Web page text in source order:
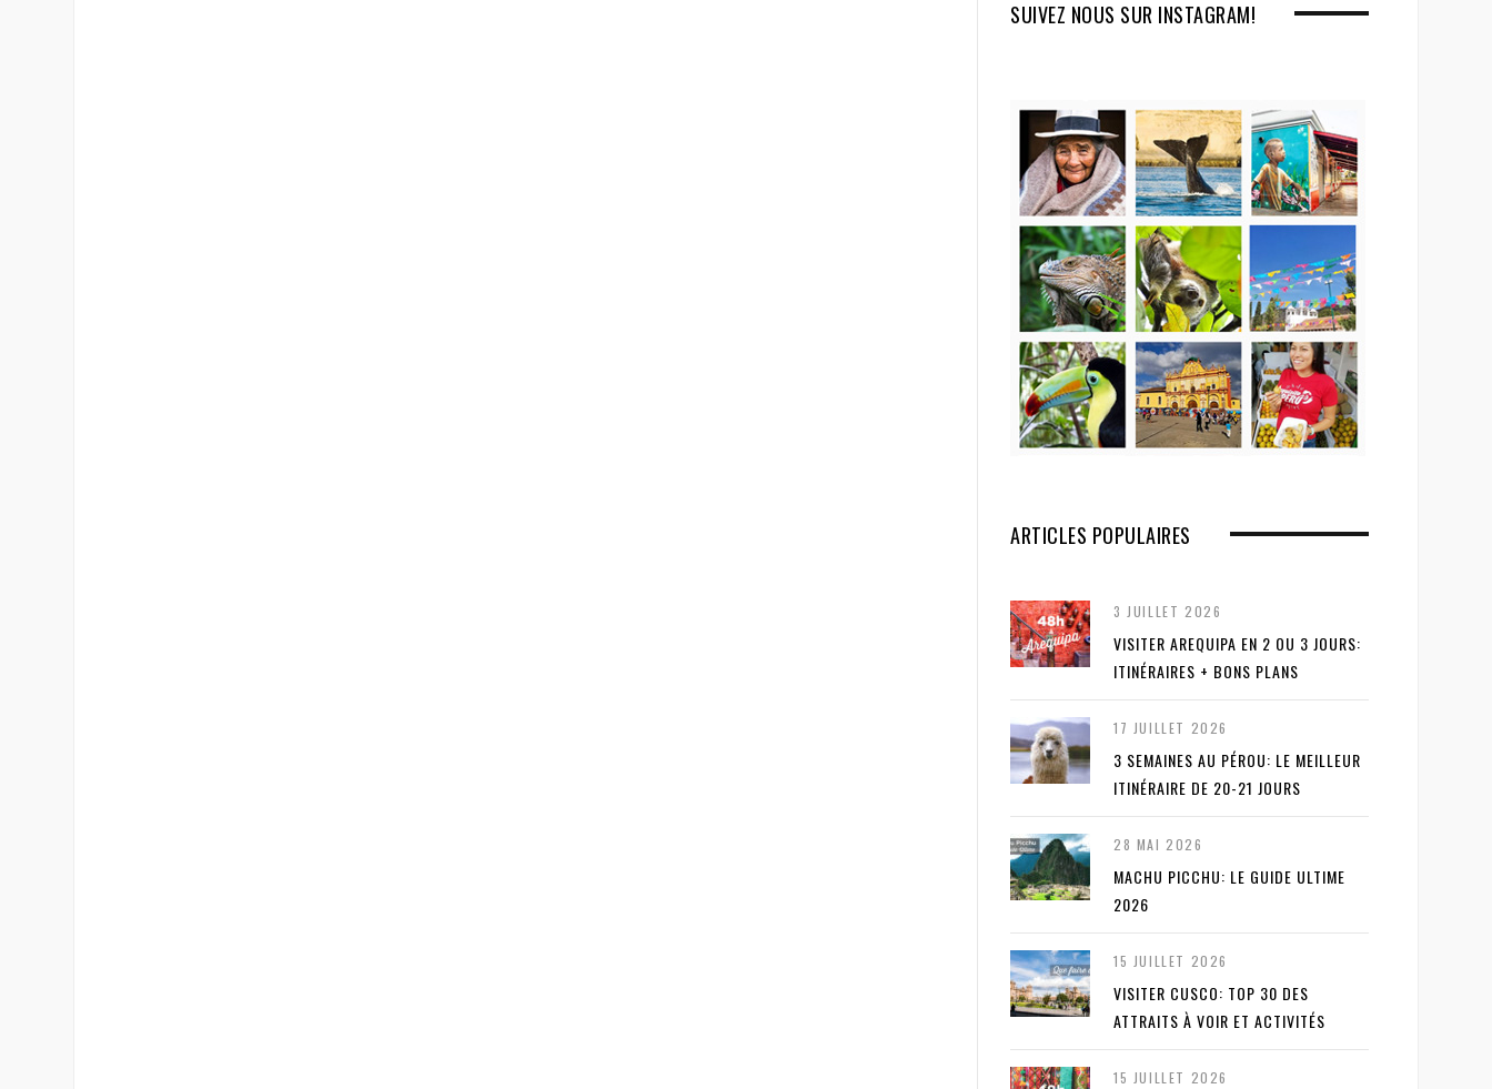
SUIVEZ NOUS SUR INSTAGRAM!
ARTICLES POPULAIRES
3 JUILLET 2026
VISITER AREQUIPA EN 2 OU 3 JOURS:
ITINÉRAIRES + BONS PLANS
17 JUILLET 2026
3 SEMAINES AU PÉROU: LE MEILLEUR
ITINÉRAIRE DE 20-21 JOURS
28 MAI 2026
MACHU PICCHU: LE GUIDE ULTIME
2026
15 JUILLET 2026
VISITER CUSCO: TOP 30 DES
ATTRAITS À VOIR ET ACTIVITÉS
15 JUILLET 2026